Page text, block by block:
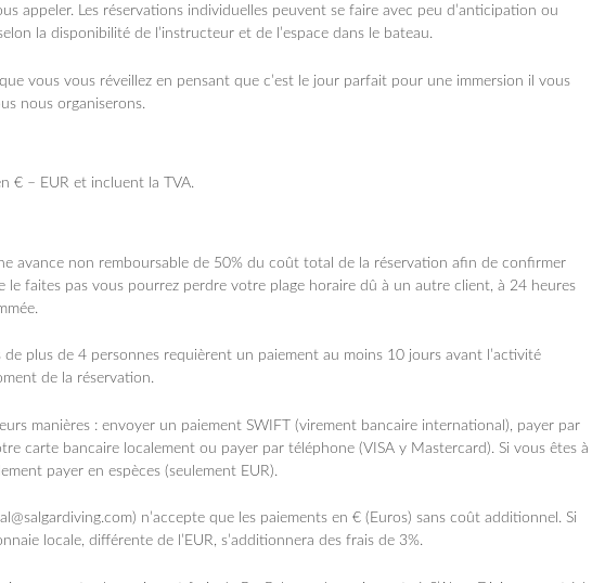
appeler. Les réservations individuelles peuvent se faire avec peu d’anticipation ou
la disponibilité de l’instructeur et de l’espace dans le bateau.
vous vous réveillez en pensant que c’est le jour parfait pour une immersion il vous
nous organiserons.
€ – EUR et incluent la TVA.
avance non remboursable de 50% du coût total de la réservation afin de confirmer
le faites pas vous pourrez perdre votre plage horaire dû à un autre client, à 24 heures
de plus de 4 personnes requièrent un paiement au moins 10 jours avant l’activité
de la réservation.
manières : envoyer un paiement SWIFT (virement bancaire international), payer par
carte bancaire localement ou payer par téléphone (VISA y Mastercard). Si vous êtes à
payer en espèces (seulement EUR).
n’accepte que les paiements en € (Euros) sans coût additionnel. Si
locale, différente de l’EUR, s’additionnera des frais de 3%.